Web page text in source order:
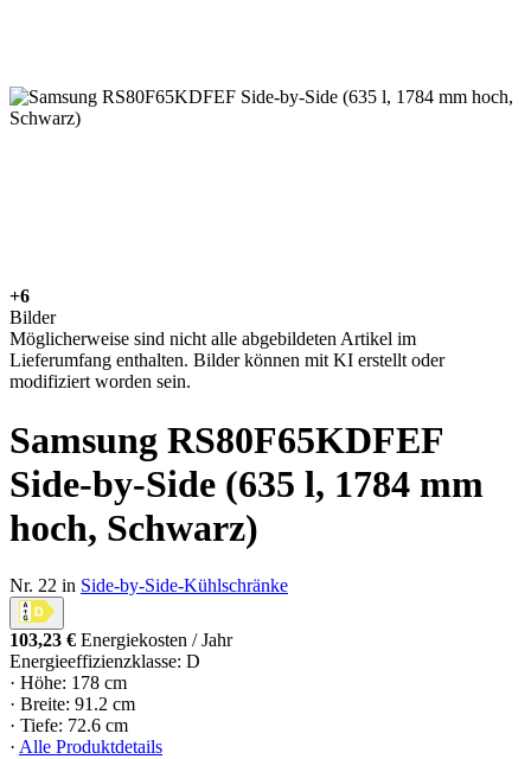
+6
Bilder
Möglicherweise sind nicht alle abgebildeten Artikel im
Lieferumfang enthalten. Bilder können mit KI erstellt oder
modifiziert worden sein.
Samsung RS80F65KDFEF
Side-by-Side (635 l, 1784 mm
hoch, Schwarz)
Nr. 22 in Side-by-Side-Kühlschränke
103,23 € Energiekosten / Jahr
Energieeffizienzklasse: D
· Höhe: 178 cm
· Breite: 91.2 cm
· Tiefe: 72.6 cm
· Alle Produktdetails